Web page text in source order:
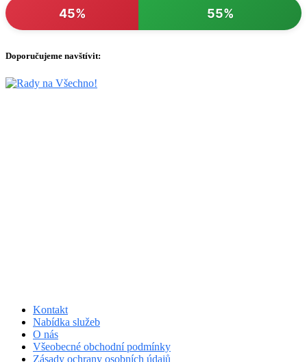
45% 55%
Doporučujeme navštívit:
Kontakt
Nabídka služeb
O nás
Všeobecné obchodní podmínky
Zásady ochrany osobních údajů